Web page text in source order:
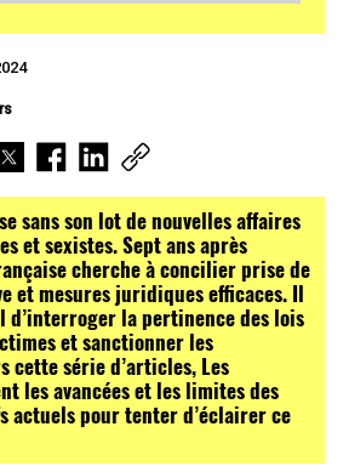
sans son lot de nouvelles affaires
et sexistes. Sept ans après
cherche à concilier prise de
et mesures juridiques efficaces. Il
la pertinence des lois
et sanctionner les
cette série d’articles, Les
les avancées et les limites des
pour tenter d’éclairer ce